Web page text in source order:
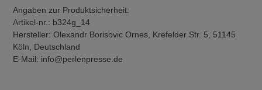
Angaben zur Produktsicherheit:
Artikel-nr.: b324g_14
Hersteller: Olexandr Borisovic Ornes, Krefelder Str. 5, 51145
Köln, Deutschland
E-Mail: info@perlenpresse.de